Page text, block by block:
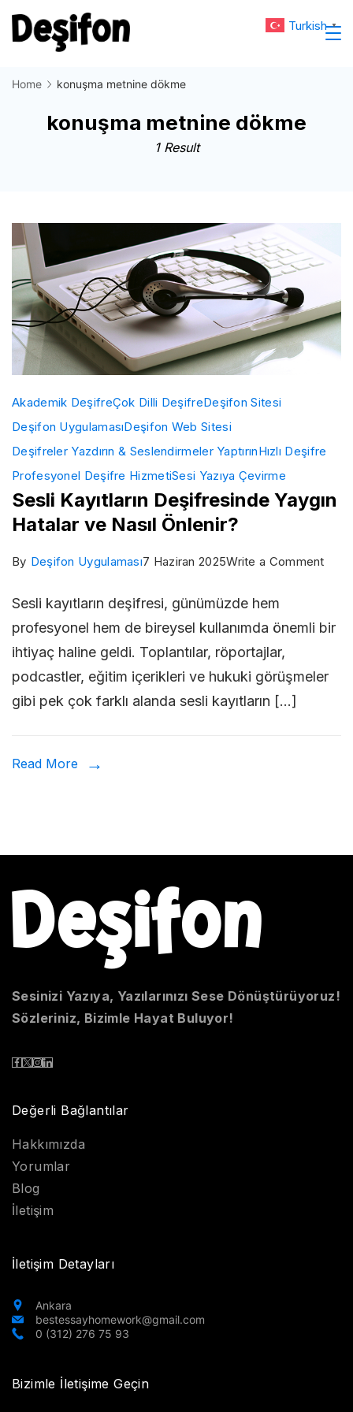
Skip
to
Home konuşma metnine dökme
konuşma metnine dökme
1 Result
Akademik DeşifreÇok Dilli DeşifreDeşifon Sitesi
Deşifon UygulamasıDeşifon Web Sitesi
Deşifreler Yazdırın & Seslendirmeler YaptırınHızlı Deşifre
Profesyonel Deşifre HizmetiSesi Yazıya Çevirme
Sesli Kayıtların Deşifresinde Yaygın
Hatalar ve Nasıl Önlenir?
By Deşifon Uygulaması7 Haziran 2025Write a Commenton
Sesli kayıtların deşifresi, günümüzde hem
profesyonel hem de bireysel kullanımda önemli bir
ihtiyaç haline geldi. Toplantılar, röportajlar,
podcastler, eğitim içerikleri ve hukuki görüşmeler
gibi pek çok farklı alanda sesli kayıtların […]
Read More
Sesinizi Yazıya, Yazılarınızı Sese Dönüştürüyoruz!
Sözleriniz, Bizimle Hayat Buluyor!
Değerli Bağlantılar
Hakkımızda
Yorumlar
Blog
İletişim
İletişim Detayları
Ankara
bestessayhomework@gmail.com
0 (312) 276 75 93
Bizimle İletişime Geçin
Turkish ▼